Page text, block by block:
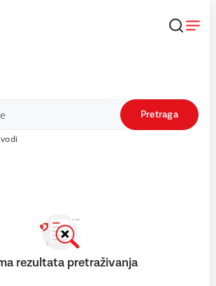
Pretraga
rezultata pretraživanja